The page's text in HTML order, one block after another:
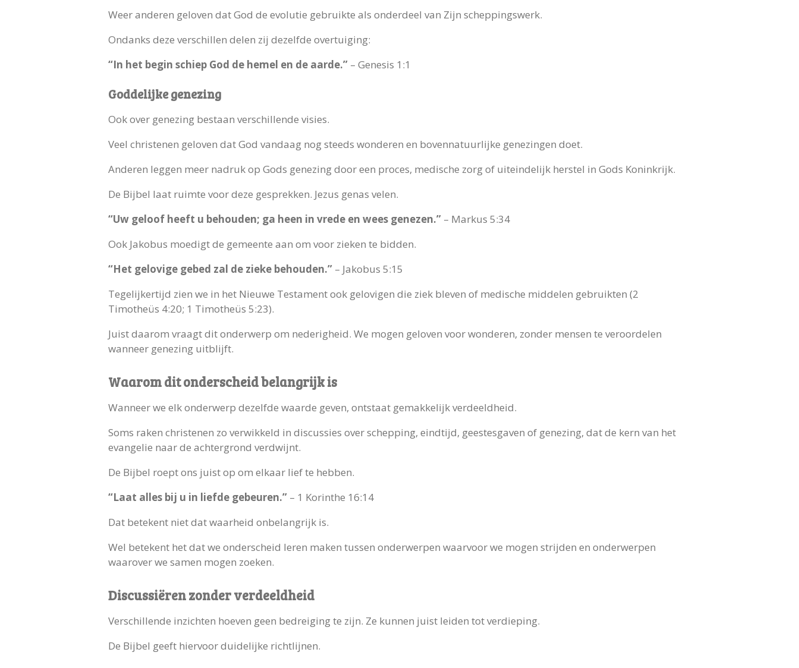
Weer anderen geloven dat God de evolutie gebruikte als onderdeel van Zijn scheppingswerk.
Ondanks deze verschillen delen zij dezelfde overtuiging:
“In het begin schiep God de hemel en de aarde.” – Genesis 1:1
Goddelijke genezing
Ook over genezing bestaan verschillende visies.
Veel christenen geloven dat God vandaag nog steeds wonderen en bovennatuurlijke genezingen doet.
Anderen leggen meer nadruk op Gods genezing door een proces, medische zorg of uiteindelijk herstel in Gods Koninkrijk.
De Bijbel laat ruimte voor deze gesprekken. Jezus genas velen.
“Uw geloof heeft u behouden; ga heen in vrede en wees genezen.” – Markus 5:34
Ook Jakobus moedigt de gemeente aan om voor zieken te bidden.
“Het gelovige gebed zal de zieke behouden.” – Jakobus 5:15
Tegelijkertijd zien we in het Nieuwe Testament ook gelovigen die ziek bleven of medische middelen gebruikten (2
Timotheüs 4:20; 1 Timotheüs 5:23).
Juist daarom vraagt dit onderwerp om nederigheid. We mogen geloven voor wonderen, zonder mensen te veroordelen
wanneer genezing uitblijft.
Waarom dit onderscheid belangrijk is
Wanneer we elk onderwerp dezelfde waarde geven, ontstaat gemakkelijk verdeeldheid.
Soms raken christenen zo verwikkeld in discussies over schepping, eindtijd, geestesgaven of genezing, dat de kern van het
evangelie naar de achtergrond verdwijnt.
De Bijbel roept ons juist op om elkaar lief te hebben.
“Laat alles bij u in liefde gebeuren.” – 1 Korinthe 16:14
Dat betekent niet dat waarheid onbelangrijk is.
Wel betekent het dat we onderscheid leren maken tussen onderwerpen waarvoor we mogen strijden en onderwerpen
waarover we samen mogen zoeken.
Discussiëren zonder verdeeldheid
Verschillende inzichten hoeven geen bedreiging te zijn. Ze kunnen juist leiden tot verdieping.
De Bijbel geeft hiervoor duidelijke richtlijnen.